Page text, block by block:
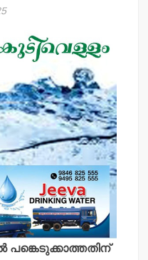
പങ്കെടുക്കാത്തതിന്